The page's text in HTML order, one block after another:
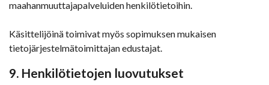
maahanmuuttajapalveluiden henkilötietoihin.
Käsittelijöinä toimivat myös sopimuksen mukaisen
tietojärjestelmätoimittajan edustajat.
9. Henkilötietojen luovutukset